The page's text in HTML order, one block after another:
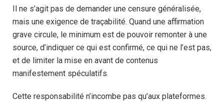
Il ne s’agit pas de demander une censure généralisée,
mais une exigence de traçabilité. Quand une affirmation
grave circule, le minimum est de pouvoir remonter à une
source, d’indiquer ce qui est confirmé, ce qui ne l’est pas,
et de limiter la mise en avant de contenus
manifestement spéculatifs.
Cette responsabilité n’incombe pas qu’aux plateformes.